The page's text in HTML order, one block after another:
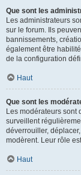
Que sont les
Les administrateurs
sur le forum. Ils
bannissements,
également être
de la configuration
Haut
Que sont les
Les modérateurs sont
surveillent
déverrouiller,
modèrent. Leur rôle
Haut